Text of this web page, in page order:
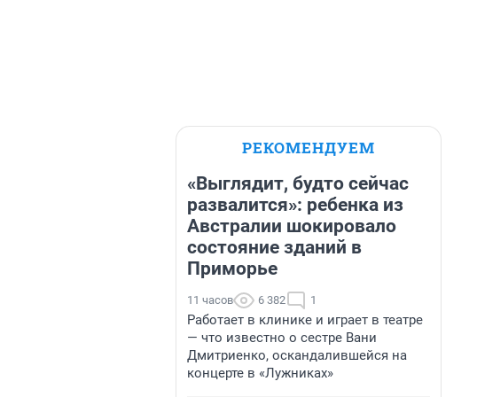
РЕКОМЕНДУЕМ
«Выглядит, будто сейчас
развалится»: ребенка из
Австралии шокировало
состояние зданий в
Приморье
11 часов 6 382 1
Работает в клинике и играет в театре
— что известно о сестре Вани
Дмитриенко, оскандалившейся на
концерте в «Лужниках»